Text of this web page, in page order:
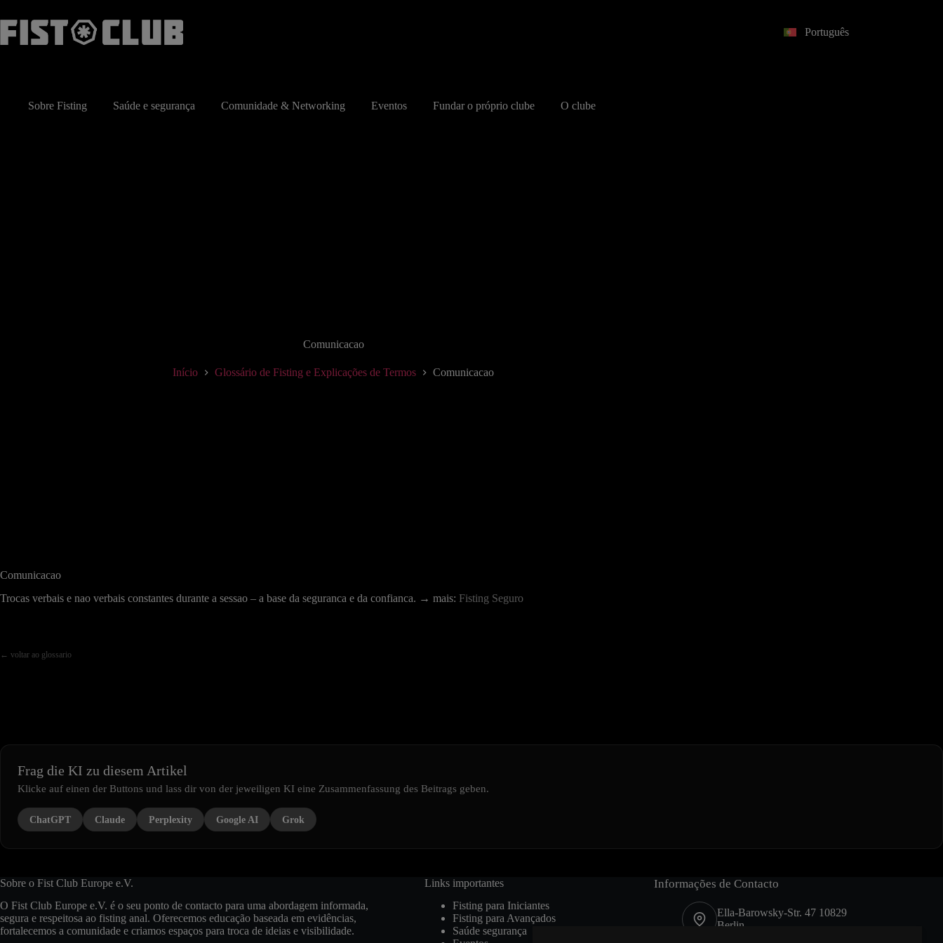
para
conteúdo
Português
Sobre Fisting Saúde e segurança Comunidade & Networking Eventos Fundar o próprio clube O clube
Comunicacao
Início Glossário de Fisting e Explicações de Termos Comunicacao
Comunicacao
Trocas verbais e nao verbais constantes durante a sessao – a base da seguranca e da confianca. → mais: Fisting Seguro
← voltar ao glossario
Frag die KI zu diesem Artikel
Klicke auf einen der Buttons und lass dir von der jeweiligen KI eine Zusammenfassung des Beitrags geben.
ChatGPT Claude Perplexity Google AI Grok
Sobre o Fist Club Europe e.V.
O Fist Club Europe e.V. é o seu ponto de contacto para uma abordagem informada,
segura e respeitosa ao fisting anal. Oferecemos educação baseada em evidências,
fortalecemos a comunidade e criamos espaços para troca de ideias e visibilidade.
Links importantes
Fisting para Iniciantes
Fisting para Avançados
Saúde segurança
Informações de Contacto
Ella-Barowsky-Str. 47 10829
Berlin